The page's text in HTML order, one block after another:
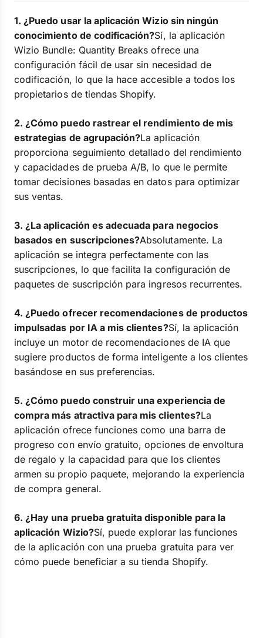
1. ¿Puedo usar la aplicación Wizio sin ningún
conocimiento de codificación?Sí, la aplicación
Wizio Bundle: Quantity Breaks ofrece una
configuración fácil de usar sin necesidad de
codificación, lo que la hace accesible a todos los
propietarios de tiendas Shopify.
2. ¿Cómo puedo rastrear el rendimiento de mis
estrategias de agrupación?La aplicación
proporciona seguimiento detallado del rendimiento
y capacidades de prueba A/B, lo que le permite
tomar decisiones basadas en datos para optimizar
sus ventas.
3. ¿La aplicación es adecuada para negocios
basados en suscripciones?Absolutamente. La
aplicación se integra perfectamente con las
suscripciones, lo que facilita la configuración de
paquetes de suscripción para ingresos recurrentes.
4. ¿Puedo ofrecer recomendaciones de productos
impulsadas por IA a mis clientes?Sí, la aplicación
incluye un motor de recomendaciones de IA que
sugiere productos de forma inteligente a los clientes
basándose en sus preferencias.
5. ¿Cómo puedo construir una experiencia de
compra más atractiva para mis clientes?La
aplicación ofrece funciones como una barra de
progreso con envío gratuito, opciones de envoltura
de regalo y la capacidad para que los clientes
armen su propio paquete, mejorando la experiencia
de compra general.
6. ¿Hay una prueba gratuita disponible para la
aplicación Wizio?Sí, puede explorar las funciones
de la aplicación con una prueba gratuita para ver
cómo puede beneficiar a su tienda Shopify.